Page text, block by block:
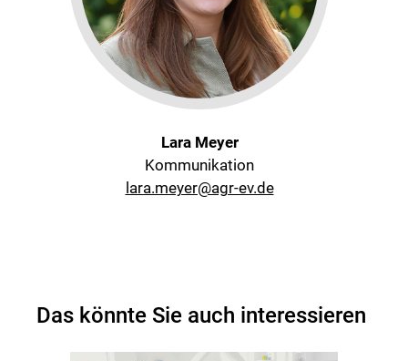
Lara Meyer
Kommunikation
lara.meyer@agr-ev.de
Das könnte Sie auch interessieren